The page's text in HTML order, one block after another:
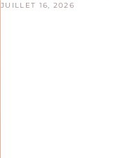
JUILLET 16, 2026